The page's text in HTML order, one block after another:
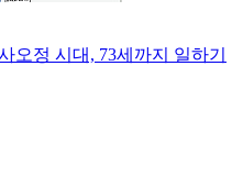
오정 시대, 73세까지 일하기